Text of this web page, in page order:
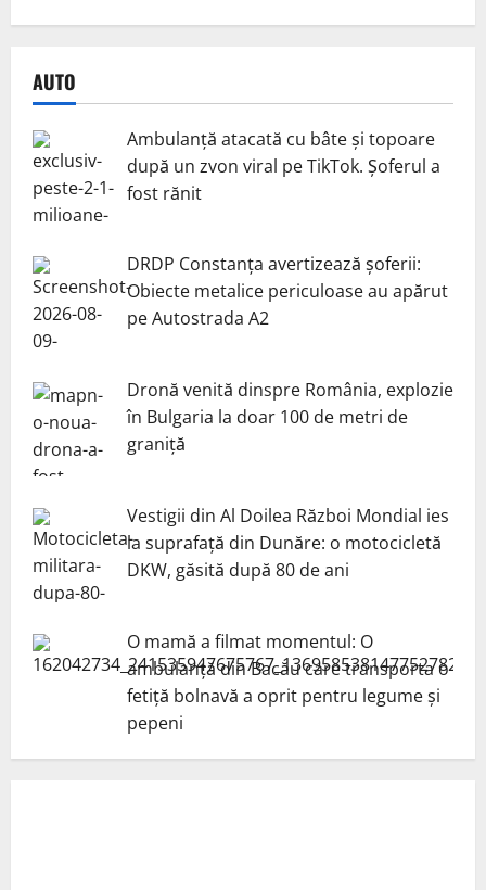
AUTO
Ambulanță atacată cu bâte și topoare
după un zvon viral pe TikTok. Șoferul a
fost rănit
DRDP Constanța avertizează șoferii:
Obiecte metalice periculoase au apărut
pe Autostrada A2
Dronă venită dinspre România, explozie
în Bulgaria la doar 100 de metri de
graniță
Vestigii din Al Doilea Război Mondial ies
la suprafață din Dunăre: o motocicletă
DKW, găsită după 80 de ani
O mamă a filmat momentul: O
ambulanță din Bacău care transporta o
fetiță bolnavă a oprit pentru legume și
pepeni